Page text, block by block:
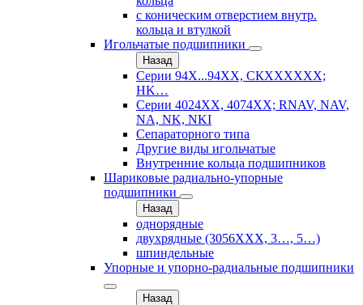
с коническим отверстием внутр.
кольца и втулкой
Игольчатые подшипники
Назад
Серии 94Х...94ХХ, СКХХХХХХ;
HK…
Серии 4024ХХ, 4074ХХ; RNAV, NAV,
NA, NK, NKI
Сепараторного типа
Другие виды игольчатые
Внутренние кольца подшипников
Шариковые радиально-упорные
подшипники
Назад
однорядные
двухрядные (3056ХХХ, 3…, 5…)
шпиндельные
Упорные и упорно-радиальные подшипники
Назад